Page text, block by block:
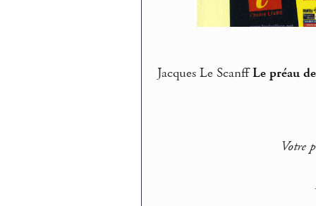
Jacques Le ScanffLe préau
Votre